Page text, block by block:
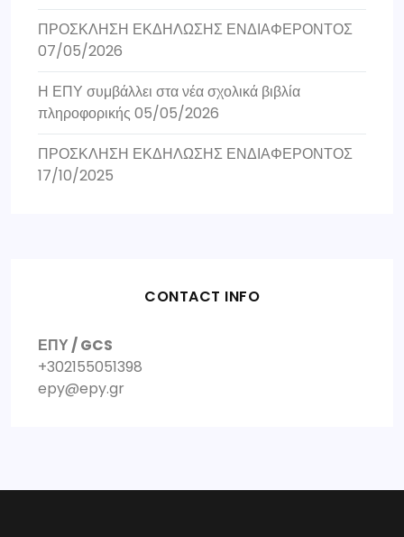
ΠΡΟΣΚΛΗΣΗ ΕΚΔΗΛΩΣΗΣ ΕΝΔΙΑΦΕΡΟΝΤΟΣ
07/05/2026
Η ΕΠΥ συμβάλλει στα νέα σχολικά βιβλία
πληροφορικής 05/05/2026
ΠΡΟΣΚΛΗΣΗ ΕΚΔΗΛΩΣΗΣ ΕΝΔΙΑΦΕΡΟΝΤΟΣ
17/10/2025
CONTACT INFO
ΕΠΥ / GCS
+302155051398
epy@epy.gr